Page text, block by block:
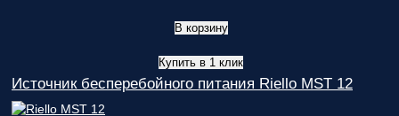
В корзину
Купить в 1 клик
Источник бесперебойного питания Riello MST 12